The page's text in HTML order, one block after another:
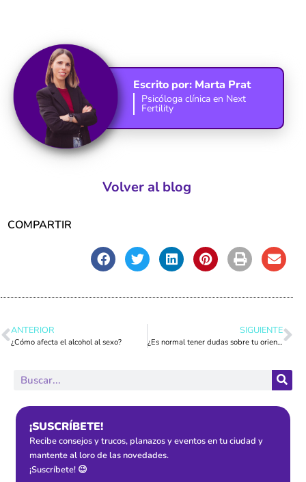
Escrito por: Marta Prat
Psicóloga clínica en Next
Fertility
Volver al blog
COMPARTIR
ANTERIOR
¿Cómo afecta el alcohol al sexo?
SIGUIENTE
¿Es normal tener dudas sobre tu orientación sexual?
¡SUSCRÍBETE!
Recibe consejos y trucos, planazos y eventos en tu ciudad y
mantente al loro de las novedades.
¡Suscríbete! 😉